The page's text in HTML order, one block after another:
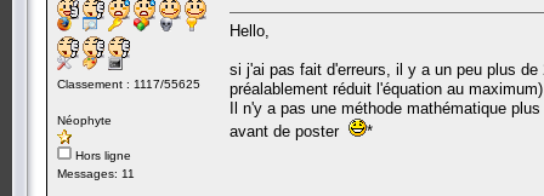
Classement : 1117/55625
Néophyte
Hors ligne
Messages: 11
Hello,
si j'ai pas fait d'erreurs, il y a un peu plus
préalablement réduit l'équation au
Il n'y a pas une méthode mathématique
avant de poster
*